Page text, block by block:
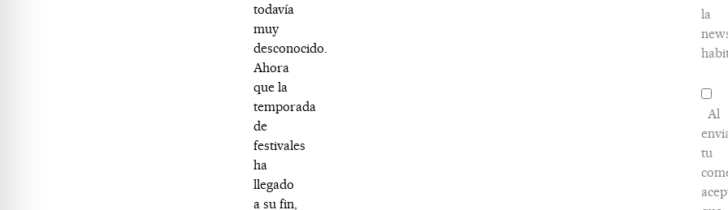
todavía
muy
desconocido.
Ahora
que la
temporada
de
festivales
ha
llegado
a su fin,
la
Al
tu